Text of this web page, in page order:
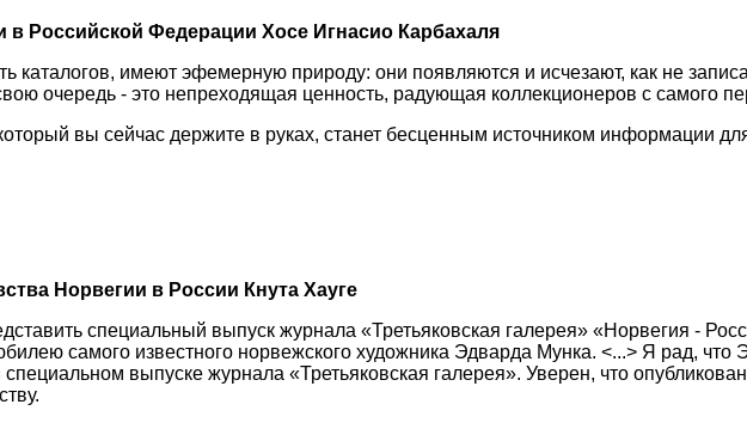
Российской Федерации Хосе Игнасио Карбахаля
каталогов, имеют эфемерную природу: они появляются и исчезают, как не
очередь - это непреходящая ценность, радующая коллекционеров с самого
вы сейчас держите в руках, станет бесценным источником информации для
Норвегии в России Кнута Хауге
специальный выпуск журнала «Третьяковская галерея» «Норвегия -
самого известного норвежского художника Эдварда Мунка. <...> Я рад,
специальном выпуске журнала «Третьяковская галерея». Уверен, что